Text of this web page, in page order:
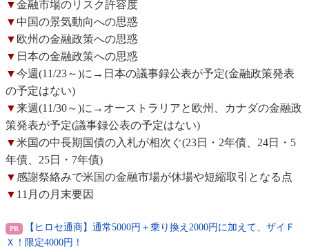
▼金融市場のリスク許容度
▼ 中国の景気動向への思惑
▼ 欧州の金融政策への思惑
▼ 日本の金融政策への思惑
▼今週(11/23～)に→日本の議事録公表が予定(金融政策発表
の予定はない)
▼来週(11/30～)に→オーストラリアと欧州、カナダの金融政
策発表が予定(議事録公表の予定はない)
▼米国の中長期国債の入札が相次ぐ(23日・2年債、24日・5
年債、25日・7年債)
▼感謝祭絡みで米国の金融市場が休場や短縮取引となる点
▼ 11月の月末要因
【ヒロセ通商】通常5000円＋乗り換え2000円に加えて、ザイＦ
Ｘ！限定4000円！